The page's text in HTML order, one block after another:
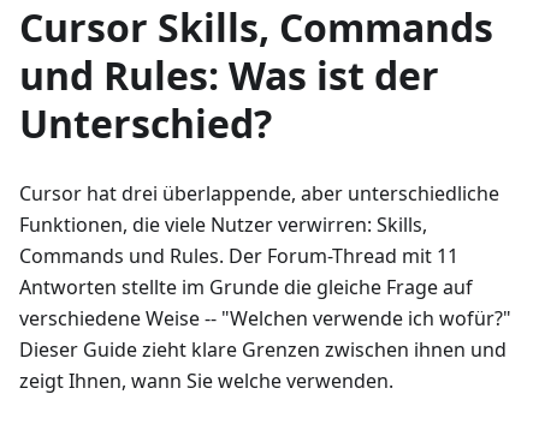
Cursor Skills, Commands
und Rules: Was ist der
Unterschied?
Cursor hat drei überlappende, aber unterschiedliche
Funktionen, die viele Nutzer verwirren: Skills,
Commands und Rules. Der Forum-Thread mit 11
Antworten stellte im Grunde die gleiche Frage auf
verschiedene Weise -- "Welchen verwende ich wofür?"
Dieser Guide zieht klare Grenzen zwischen ihnen und
zeigt Ihnen, wann Sie welche verwenden.